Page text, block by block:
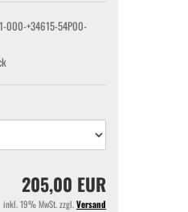
000-+34615-54P00-
205,00 EUR
inkl. 19% MwSt. zzgl.Versand